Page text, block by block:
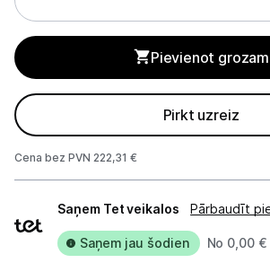
Veselība
Sports un atpūta
Blogs
Pievienot grozam
Pirkt uzreiz
Cena bez PVN 222,31 €
veidi
Saņem Tet veikalos Pārbaudīt
Saņem jau šodien No 0,00 €